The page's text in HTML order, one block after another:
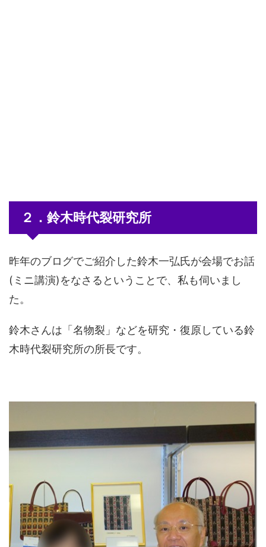
２．鈴木時代裂研究所
昨年のブログでご紹介した鈴木一弘氏が会場でお話
(ミニ講演)をなさるということで、私も伺いまし
た。
鈴木さんは「名物裂」などを研究・復原している鈴
木時代裂研究所の所長です。